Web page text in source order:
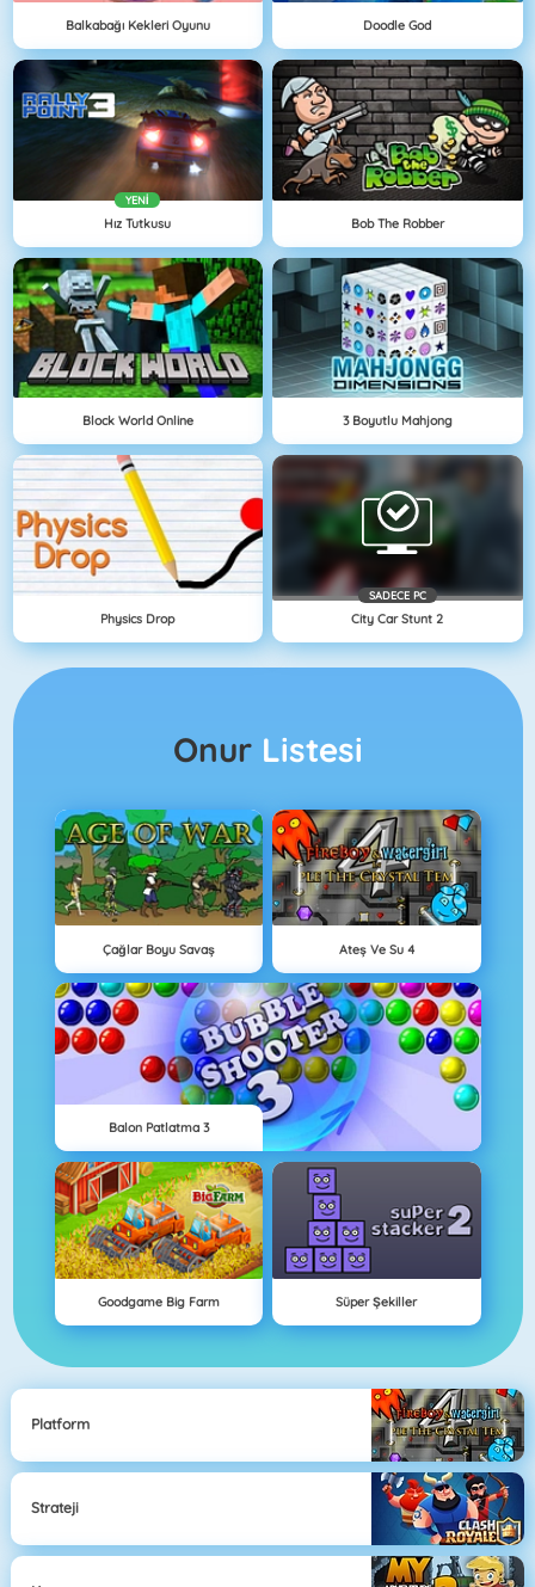
Balkabağı Kekleri Oyunu Doodle God
YENI
Hız Tutkusu Bob The Robber
Block World Online 3 Boyutlu Mahjong
Physics Drop
SADECE PC
City Car Stunt 2
Onur Listesi
Çağlar Boyu Savaş Ateş Ve Su 4
Balon Patlatma 3
Goodgame Big Farm Süper Şekiller
Platform
Strateji